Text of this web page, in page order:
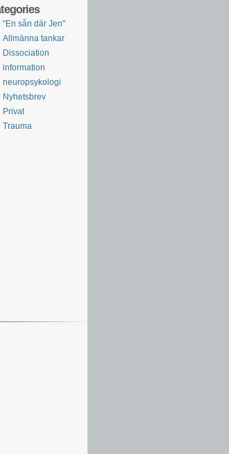
"En sån där Jen"
Allmänna tankar
Dissociation
information
neuropsykologi
Nyhetsbrev
Privat
Trauma